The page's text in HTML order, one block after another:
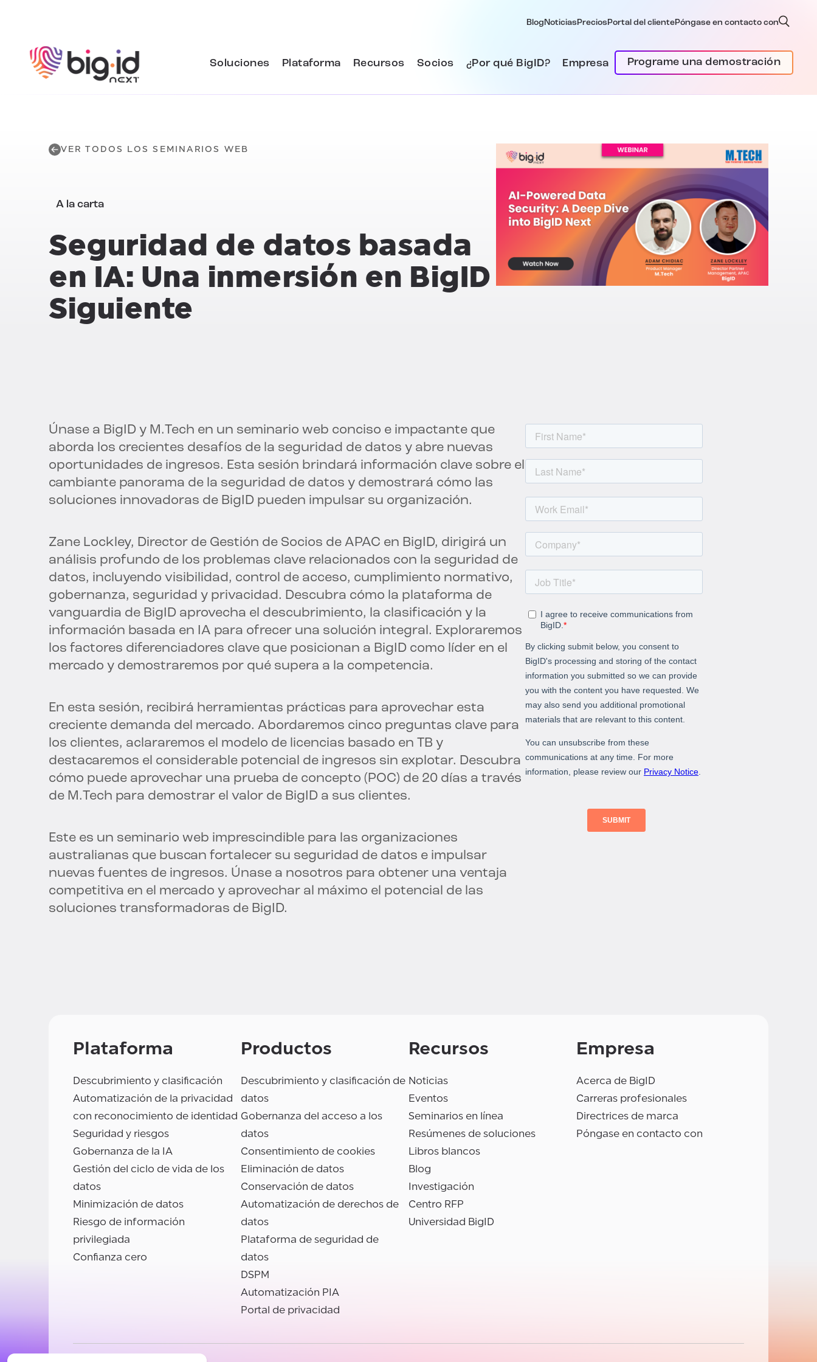
Blog Noticias Precios Portal del clientePóngase en contacto con
Soluciones Plataforma Recursos Socios ¿Por qué BigID? Empresa Programe una demostración
VER TODOS LOS SEMINARIOS WEB
A la carta
Seguridad de datos basada
en IA: Una inmersión en BigID
Siguiente
Únase a BigID y M.Tech en un seminario web conciso e impactante que
aborda los crecientes desafíos de la seguridad de datos y abre nuevas
oportunidades de ingresos. Esta sesión brindará información clave sobre el
cambiante panorama de la seguridad de datos y demostrará cómo las
soluciones innovadoras de BigID pueden impulsar su organización.
Zane Lockley, Director de Gestión de Socios de APAC en BigID, dirigirá un
análisis profundo de los problemas clave relacionados con la seguridad de
datos, incluyendo visibilidad, control de acceso, cumplimiento normativo,
gobernanza, seguridad y privacidad. Descubra cómo la plataforma de
vanguardia de BigID aprovecha el descubrimiento, la clasificación y la
información basada en IA para ofrecer una solución integral. Exploraremos
los factores diferenciadores clave que posicionan a BigID como líder en el
mercado y demostraremos por qué supera a la competencia.
En esta sesión, recibirá herramientas prácticas para aprovechar esta
creciente demanda del mercado. Abordaremos cinco preguntas clave para
los clientes, aclararemos el modelo de licencias basado en TB y
destacaremos el considerable potencial de ingresos sin explotar. Descubra
cómo puede aprovechar una prueba de concepto (POC) de 20 días a través
de M.Tech para demostrar el valor de BigID a sus clientes.
Este es un seminario web imprescindible para las organizaciones
australianas que buscan fortalecer su seguridad de datos e impulsar
nuevas fuentes de ingresos. Únase a nosotros para obtener una ventaja
competitiva en el mercado y aprovechar al máximo el potencial de las
soluciones transformadoras de BigID.
Plataforma
Descubrimiento y clasificación
Automatización de la privacidad
con reconocimiento de identidad
Seguridad y riesgos
Gobernanza de la IA
Gestión del ciclo de vida de los
datos
Minimización de datos
Riesgo de información
privilegiada
Confianza cero
Productos
Descubrimiento y clasificación de
datos
Gobernanza del acceso a los
datos
Consentimiento de cookies
Eliminación de datos
Conservación de datos
Automatización de derechos de
datos
Plataforma de seguridad de
datos
DSPM
Automatización PIA
Portal de privacidad
Recursos
Noticias
Eventos
Seminarios en línea
Resúmenes de soluciones
Libros blancos
Blog
Investigación
Centro RFP
Universidad BigID
Empresa
Acerca de BigID
Carreras profesionales
Directrices de marca
Póngase en contacto con